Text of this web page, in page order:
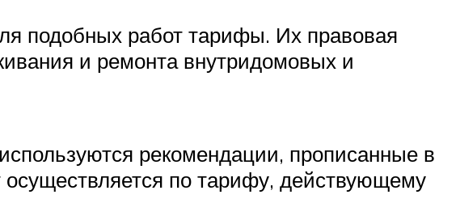
подобных работ тарифы. Их правовая
и ремонта внутридомовых и
рекомендации, прописанные в
по тарифу, действующему